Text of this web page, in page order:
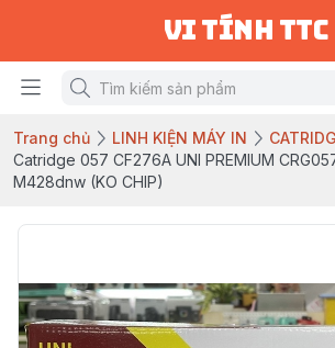
vi tính ttc
Trang chủ LINH KIỆN MÁY IN
Catridge 057 CF276A UNI PREMIUM
M428dnw (KO CHIP)